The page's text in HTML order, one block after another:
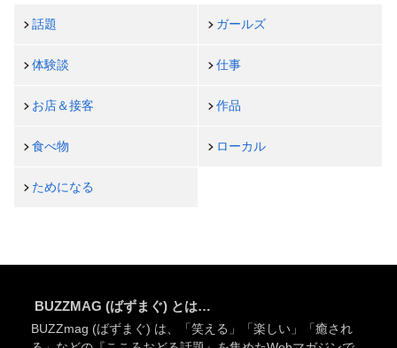
話題 ガールズ
体験談 仕事
お店＆接客 作品
食べ物 ローカル
ためになる
BUZZMAG (ばずまぐ) とは…
BUZZmag (ばずまぐ) は、「笑える」「楽しい」「癒され